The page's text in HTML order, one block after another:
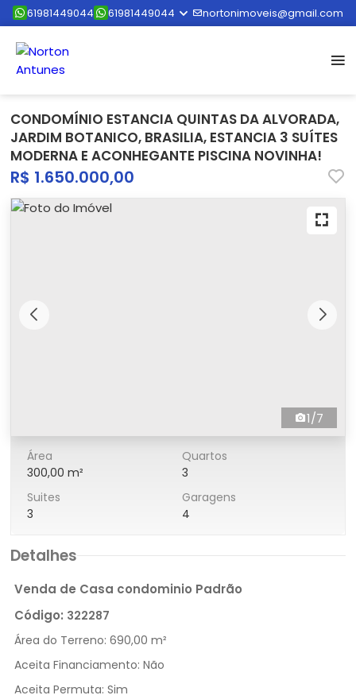
61981449044 61981449044 nortonimoveis@gmail.com
CONDOMÍNIO ESTANCIA QUINTAS DA ALVORADA,
JARDIM BOTANICO, BRASILIA, ESTANCIA 3 SUÍTES
MODERNA E ACONHEGANTE PISCINA NOVINHA!
R$ 1.650.000,00
1/7
Área
300,00 m²
Quartos
3
Suites
3
Garagens
4
Detalhes
Venda de Casa condominio Padrão
Código: 322287
Área do Terreno: 690,00 m²
Aceita Financiamento: Não
Aceita Permuta: Sim